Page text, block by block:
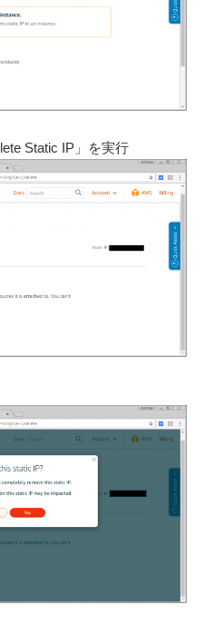
Static IP」を実行